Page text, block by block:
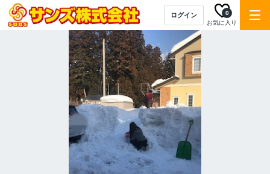
ログイン
お気に入り
0